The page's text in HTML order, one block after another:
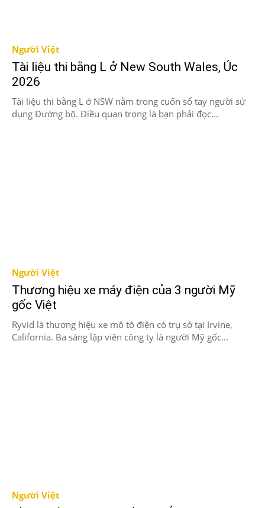
Người Việt
Tài liệu thi bằng L ở New South Wales, Úc
2026
Tài liệu thi bằng L ở NSW nằm trong cuốn sổ tay người sử
dụng Đường bộ. Điều quan trọng là bạn phải đọc...
Người Việt
Thương hiệu xe máy điện của 3 người Mỹ
gốc Việt
Ryvid là thương hiệu xe mô tô điện có trụ sở tại Irvine,
California. Ba sáng lập viên công ty là người Mỹ gốc...
Người Việt